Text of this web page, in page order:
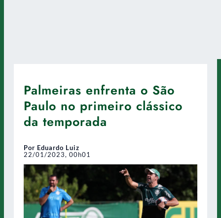
Palmeiras enfrenta o São
Paulo no primeiro clássico
da temporada
Por Eduardo Luiz
22/01/2023, 00h01